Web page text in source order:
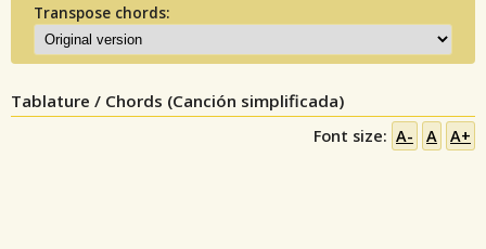
Transpose chords:
Tablature / Chords (Canción simplificada)
Font size: A- A A+